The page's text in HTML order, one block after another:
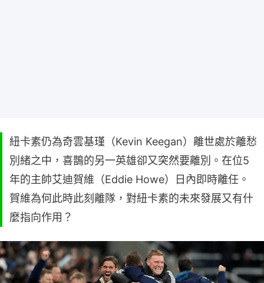
紐卡素仍為奇雲基瑾（Kevin Keegan）離世處於離愁
別緒之中，喜鵲的另一英雄卻又突然要離別。在位5
年的主帥艾迪賀維（Eddie Howe）日內即時離任。
賀維為何此時此刻離隊，對紐卡素的未來發展又有什
麼指向作用？